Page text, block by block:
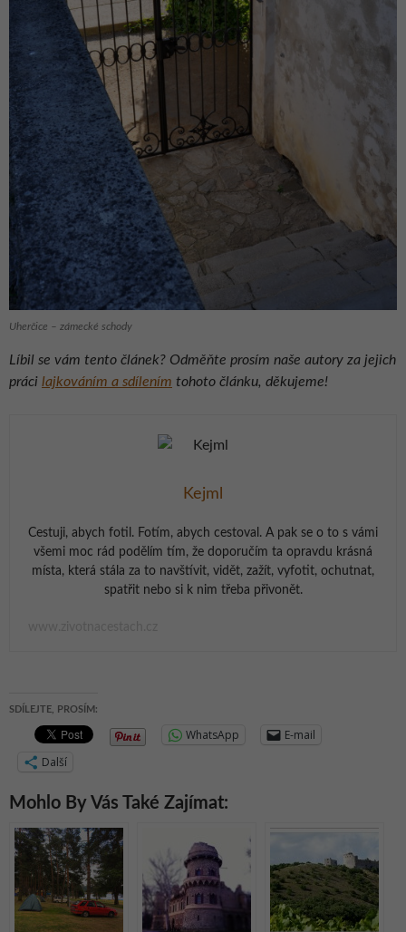
Uherčice – zámecké schody
Líbil se vám tento článek? Odměňte prosím naše autory za jejich
práci lajkováním a sdílením tohoto článku, děkujeme!
Kejml
Cestuji, abych fotil. Fotím, abych cestoval. A pak se o to s vámi
všemi moc rád podělím tím, že doporučím ta opravdu krásná
místa, která stála za to navštívit, vidět, zažít, vyfotit, ochutnat,
spatřit nebo si k nim třeba přivonět.
SDÍLEJTE, PROSÍM:
WhatsApp
E-mail
Další
Mohlo By Vás Také Zajímat: